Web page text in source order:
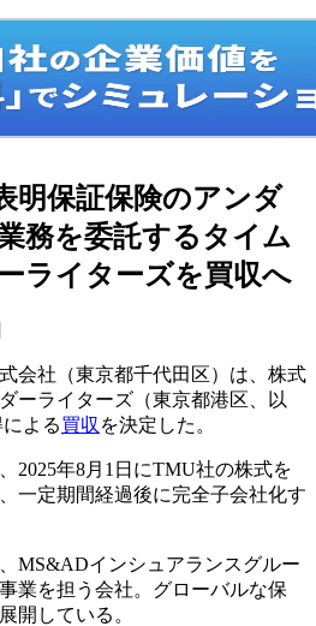
明保証保険のアンダ
務を委託するタイム
ライターズを買収へ
会社（東京都千代田区）は、株式
ーライターズ（東京都港区、以
よる買収 を決定した。
2025年8月1日にTMU社の株式を
一定期間経過後に完全子会社化す
MS&ADインシュアランスグルー
業を担う会社。グローバルな保
開している。